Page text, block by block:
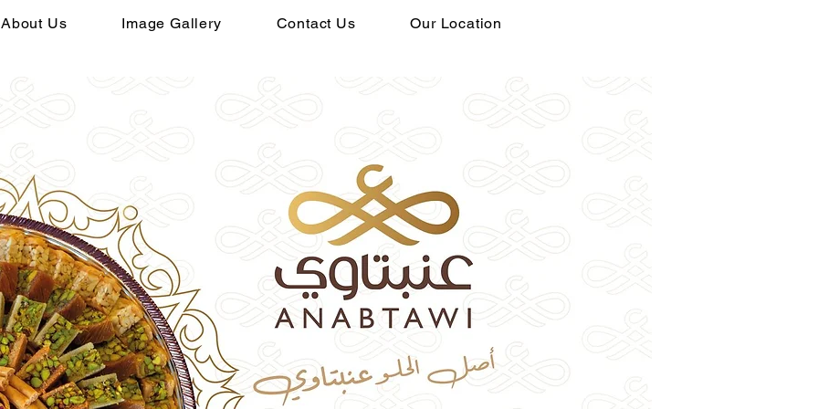
About Us Image Gallery Contact Us Our Location